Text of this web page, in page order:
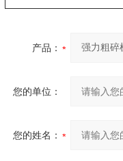
产品：
您的单位：
您的姓名：